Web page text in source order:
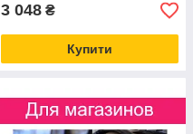
3 048 ₴
Купити